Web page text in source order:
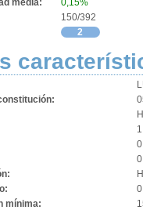
media:
0,15%
150/392
2
mínima: